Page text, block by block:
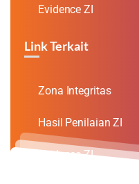
Evidence ZI
Link Terkait
Zona Integritas
Hasil Penilaian ZI
Evidence ZI